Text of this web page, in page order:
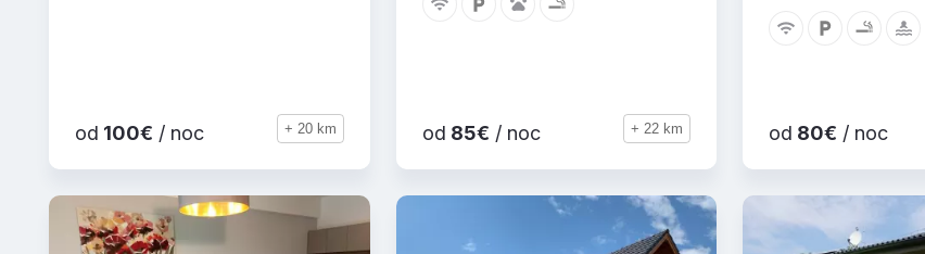
od 100€ / noc + 20 km od 85€ / noc + 22 km od 80€ / noc